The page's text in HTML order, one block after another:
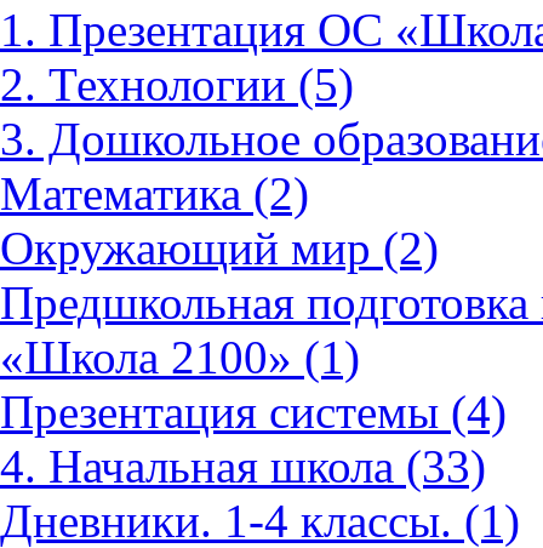
1. Презентация ОС
2. Технологии (5)
3. Дошкольное
Математика (2)
Окружающий мир (2)
Предшкольная
«Школа 2100» (1)
Презентация системы (4)
4. Начальная школа (33)
Дневники. 1-4 классы. (1)